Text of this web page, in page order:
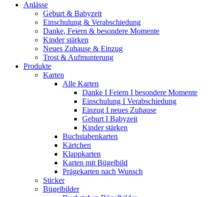
Anlässe
Geburt & Babyzeit
Einschulung & Verabschiedung
Danke, Feiern & besondere Momente
Kinder stärken
Neues Zuhause & Einzug
Trost & Aufmunterung
Produkte
Karten
Alle Karten
Danke I Feiern I besondere Momente
Einschulung I Verabschiedung
Einzug I neues Zuhause
Geburt I Babyzeit
Kinder stärken
Buchstabenkarten
Kärtchen
Klappkarten
Karten mit Bügelbild
Prägekarten nach Wunsch
Sticker
Bügelbilder